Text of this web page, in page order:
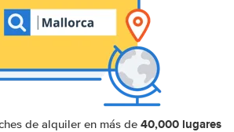
de alquiler en más de 40,000 lugares